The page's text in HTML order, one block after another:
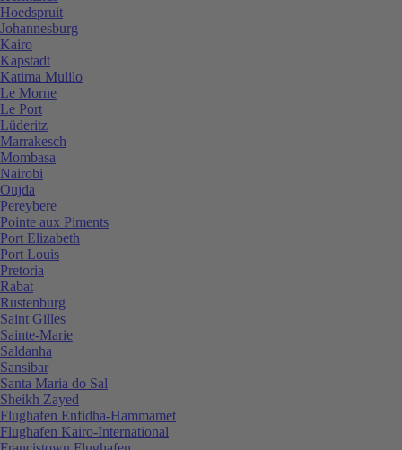
Hoedspruit
Johannesburg
Kairo
Kapstadt
Katima Mulilo
Le Morne
Le Port
Lüderitz
Marrakesch
Mombasa
Nairobi
Oujda
Pereybere
Pointe aux Piments
Port Elizabeth
Port Louis
Pretoria
Rabat
Rustenburg
Saint Gilles
Sainte-Marie
Saldanha
Sansibar
Santa Maria do Sal
Sheikh Zayed
Flughafen Enfidha-Hammamet
Flughafen Kairo-International